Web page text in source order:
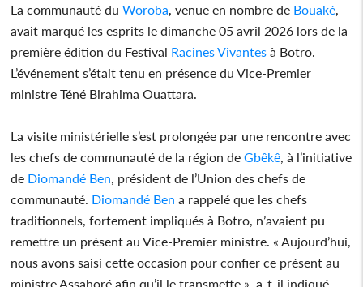
La communauté du Woroba , venue en nombre de Bouaké
avait marqué les esprits le dimanche 05 avril 2026 lors de la
première édition du Festival Racines Vivantes à Botro.
L’événement s’était tenu en présence du Vice-Premier
ministre Téné Birahima Ouattara.
La visite ministérielle s’est prolongée par une rencontre avec
les chefs de communauté de la région deGbêkê , à l’initiative
de Diomandé Ben , président de l’Union des chefs de
communauté. Diomandé Ben a rappelé que les chefs
traditionnels, fortement impliqués à Botro, n’avaient pu
remettre un présent au Vice-Premier ministre. « Aujourd’hui,
nous avons saisi cette occasion pour confier ce présent au
ministre Assahoré afin qu’il le transmette », a-t-il indiqué.